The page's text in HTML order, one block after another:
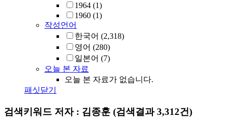
1964 (1)
1960 (1)
작성언어
한국어 (2,318)
영어 (280)
일본어 (7)
오늘 본 자료
오늘 본 자료가 없습니다.
패싯닫기
검색키워드 저자 : 김종훈 (검색결과 3,312건)